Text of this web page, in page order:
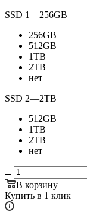
SSD 1—256GB
256GB
512GB
1TB
2TB
нет
SSD 2—2TB
512GB
1TB
2TB
нет
В корзину
Купить в 1 клик